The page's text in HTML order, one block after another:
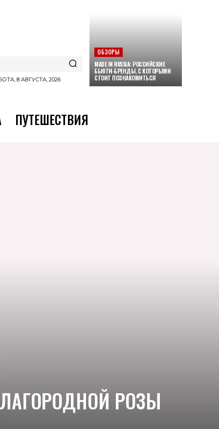
8 АВГУСТА, 2026
ОБЗОРЫ
MADE IN RUSSIA: РОССИЙСКИЕ
БЬЮТИ-БРЕНДЫ, С КОТОРЫМИ
СТОИТ ПОЗНАКОМИТЬСЯ
ПУТЕШЕСТВИЯ
РОЗЫ